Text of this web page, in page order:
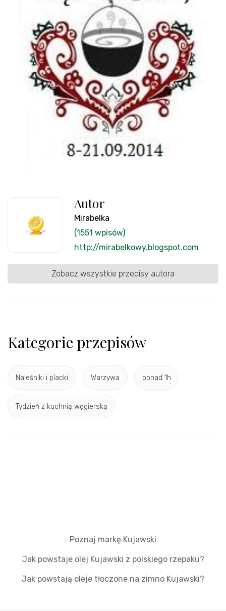
Autor
Mirabelka
(1551 wpisów)
http://mirabelkowy.blogspot.com
Zobacz wszystkie przepisy autora
Kategorie przepisów
Naleśniki i placki Warzywa ponad 1h
Tydzień z kuchnią węgierską
Poznaj markę Kujawski
Jak powstaje olej Kujawski z polskiego rzepaku?
Jak powstają oleje tłoczone na zimno Kujawski?